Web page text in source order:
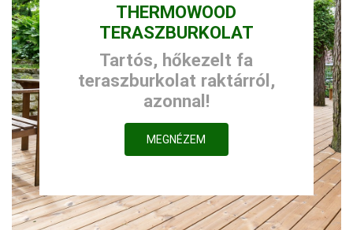
THERMOWOOD
TERASZBURKOLAT
Tartós, hőkezelt fa
teraszburkolat raktárról,
azonnal!
MEGNÉZEM